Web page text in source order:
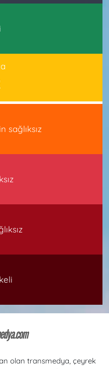
sağlıksız
olan transmedya, çeyrek